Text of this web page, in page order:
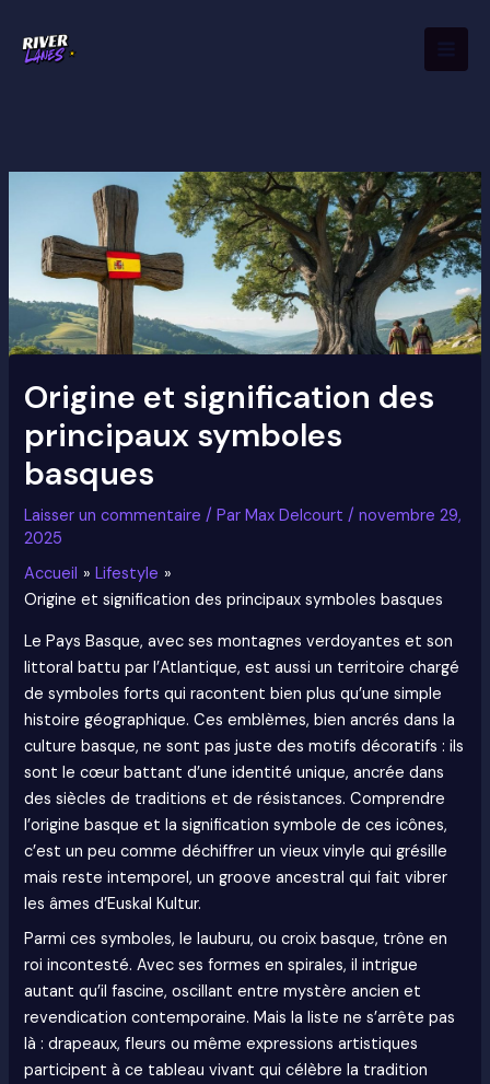
contenu
Origine et signification des
principaux symboles
basques
Laisser un commentaire / ParMax Delcourt/novembre 29,
2025
Accueil
Lifestyle
Origine et signification des principaux symboles basques
Le Pays Basque, avec ses montagnes verdoyantes et son
littoral battu par l’Atlantique, est aussi un territoire chargé
de symboles forts qui racontent bien plus qu’une simple
histoire géographique. Ces emblèmes, bien ancrés dans la
culture basque, ne sont pas juste des motifs décoratifs : ils
sont le cœur battant d’une identité unique, ancrée dans
des siècles de traditions et de résistances. Comprendre
l’origine basque et la signification symbole de ces icônes,
c’est un peu comme déchiffrer un vieux vinyle qui grésille
mais reste intemporel, un groove ancestral qui fait vibrer
les âmes d’Euskal Kultur.
Parmi ces symboles, le lauburu, ou croix basque, trône en
roi incontesté. Avec ses formes en spirales, il intrigue
autant qu’il fascine, oscillant entre mystère ancien et
revendication contemporaine. Mais la liste ne s’arrête pas
là : drapeaux, fleurs ou même expressions artistiques
participent à ce tableau vivant qui célèbre la tradition